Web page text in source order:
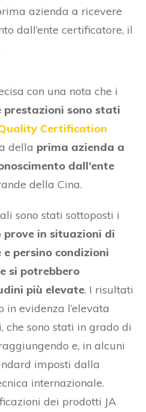
azienda a ricevere
dall’ente certificatore, il
con una nota che i
sono stati
Certification
della prima azienda a
dall’ente
della Cina.
sono stati sottoposti i
prove in situazioni di
persino condizioni
si potrebbero
più elevate. I risultati
in evidenza l’elevata
sono stati in grado di
e, in alcuni
imposti dalla
internazionale.
dei prodotti JA